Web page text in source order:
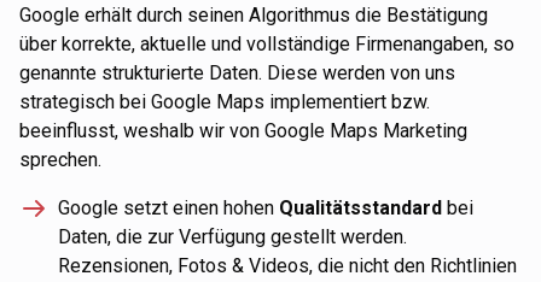
Google erhält durch seinen Algorithmus die Bestätigung
über korrekte, aktuelle und vollständige Firmenangaben, so
genannte strukturierte Daten. Diese werden von uns
strategisch bei Google Maps implementiert bzw.
beeinflusst, weshalb wir von Google Maps Marketing
sprechen.
Google setzt einen hohen Qualitätsstandard bei
Daten, die zur Verfügung gestellt werden.
Rezensionen, Fotos & Videos, die nicht den Richtlinien